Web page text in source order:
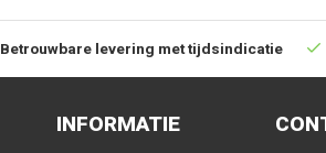
Betrouwbare levering met tijdsindicatie
INFORMATIE